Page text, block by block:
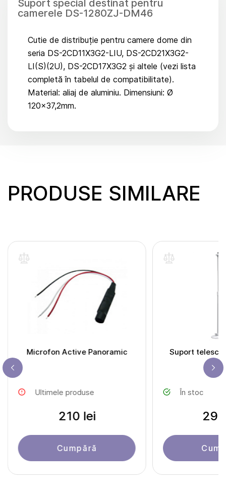
Suport special destinat pentru
camerele DS-1280ZJ-DM46
Cutie de distribuție pentru camere dome din
seria DS-2CD11X3G2-LIU, DS-2CD21X3G2-
LI(S)(2U), DS-2CD17X3G2 și altele (vezi lista
completă în tabelul de compatibilitate).
Material: aliaj de aluminiu. Dimensiuni: Ø
120×37,2mm.
PRODUSE SIMILARE
Microfon Active Panoramic
Ultimele produse
210 lei
Cumpără
Suport
În stoc